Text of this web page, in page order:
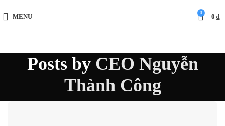
MENU
0
0 ₫
Posts by CEO Nguyễn
Thành Công